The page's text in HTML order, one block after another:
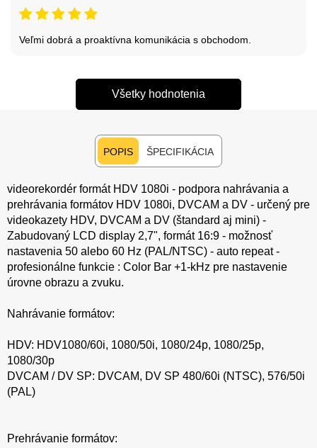
Veľmi dobrá a proaktívna komunikácia s obchodom.
Všetky hodnotenia
POPIS ŠPECIFIKÁCIA
videorekordér formát HDV 1080i - podpora nahrávania a
prehrávania formátov HDV 1080i, DVCAM a DV - určený pre
videokazety HDV, DVCAM a DV (štandard aj mini) -
Zabudovaný LCD display 2,7", formát 16:9 - možnosť
nastavenia 50 alebo 60 Hz (PAL/NTSC) - auto repeat -
profesionálne funkcie : Color Bar +1-kHz pre nastavenie
úrovne obrazu a zvuku.
Nahrávanie formátov:
HDV: HDV1080/60i, 1080/50i, 1080/24p, 1080/25p,
1080/30p
DVCAM / DV SP: DVCAM, DV SP 480/60i (NTSC), 576/50i
(PAL)
Prehrávanie formátov: